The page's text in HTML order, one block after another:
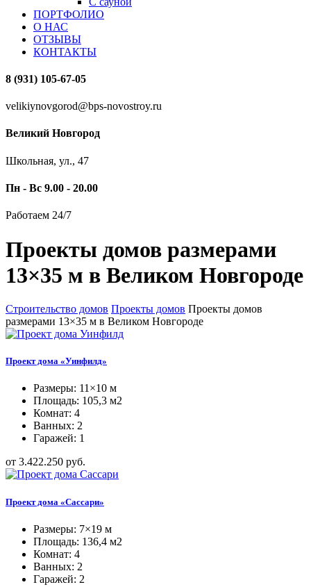
ПОРТФОЛИО
О НАС
ОТЗЫВЫ
КОНТАКТЫ
8 (931) 105-67-05
velikiynovgorod@bps-novostroy.ru
Великий Новгород
Школьная, ул., 47
Пн - Вс 9.00 - 20.00
Работаем 24/7
Проекты домов размерами
13×35 м в Великом Новгороде
Строительство домов Проекты домов Проекты домов
размерами 13×35 м в Великом Новгороде
Проект дома «Уинфилд»
Размеры: 11×10 м
Площадь: 105,3 м2
Комнат: 4
Ванных: 2
Гаражей: 1
от 3.422.250 руб.
Проект дома «Сассари»
Размеры: 7×19 м
Площадь: 136,4 м2
Комнат: 4
Ванных: 2
Гаражей: 2